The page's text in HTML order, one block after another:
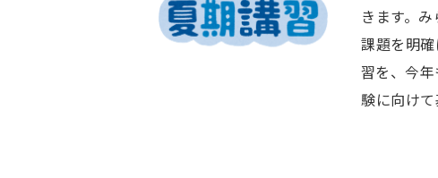
きます。
課題を明
習を、今年も実施い
験に向け